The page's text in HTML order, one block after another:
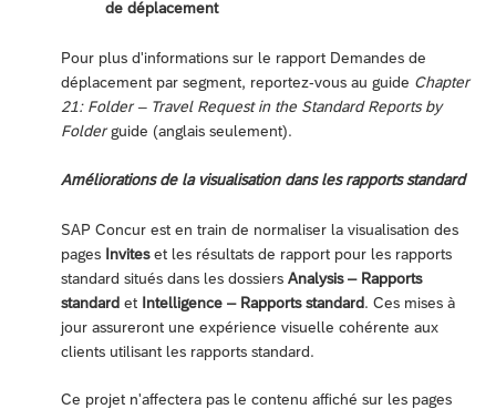
de déplacement
Pour plus d'informations sur le rapport Demandes de
déplacement par segment, reportez-vous au guide Chapter
21: Folder – Travel Request in the Standard Reports by
Folderguide (anglais seulement).
Améliorations de la visualisation dans les rapports standard
SAP Concur est en train de normaliser la visualisation des
pages Inviteset les résultats de rapport pour les rapports
standard situés dans les dossiers Analysis – Rapports
standard et Intelligence – Rapports standard. Ces mises à
jour assureront une expérience visuelle cohérente aux
clients utilisant les rapports standard.
Ce projet n'affectera pas le contenu affiché sur les pages